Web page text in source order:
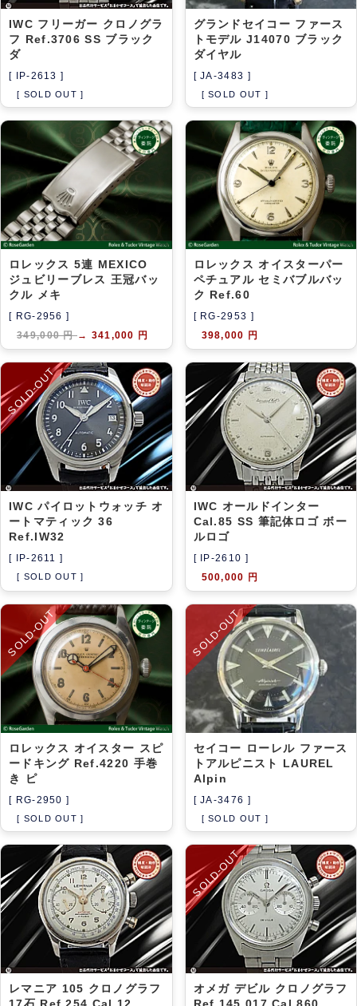
IWC フリーガー クロノグラ
フ Ref.3706 SS ブラック
ダ
[ IP-2613 ]
[ SOLD OUT ]
グランドセイコー ファース
トモデル J14070 ブラック
ダイヤル
[ JA-3483 ]
[ SOLD OUT ]
ロレックス 5連 MEXICO
ジュビリーブレス 王冠バッ
クル メキ
[ RG-2956 ]
349,000 円→ 341,000 円
ロレックス オイスターパー
ペチュアル セミバブルバッ
ク Ref.60
[ RG-2953 ]
398,000 円
SOLD-OUT
IWC パイロットウォッチ オ
ートマティック 36
Ref.IW32
[ IP-2611 ]
[ SOLD OUT ]
IWC オールドインター
Cal.85 SS 筆記体ロゴ ボー
ルロゴ
[ IP-2610 ]
500,000 円
SOLD-OUT
ロレックス オイスター スピ
ードキング Ref.4220 手巻
き ピ
[ RG-2950 ]
[ SOLD OUT ]
SOLD-OUT
セイコー ローレル ファース
トアルピニスト LAUREL
Alpin
[ JA-3476 ]
[ SOLD OUT ]
レマニア 105 クロノグラフ
17石 Ref.254 Cal.12
SOLD-OUT
オメガ デビル クロノグラフ
Ref.145.017 Cal.860